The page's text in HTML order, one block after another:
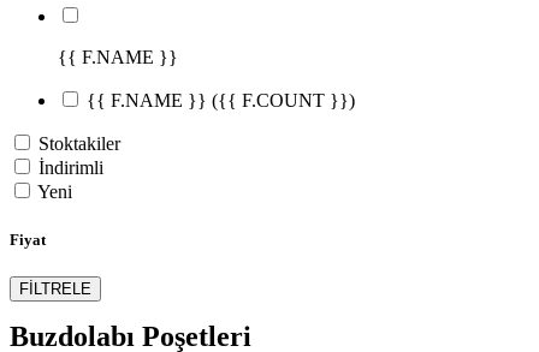
{{ F.NAME }}
{{ F.NAME }} ({{ F.COUNT }})
Stoktakiler
İndirimli
Yeni
Fiyat
FİLTRELE
Buzdolabı Poşetleri